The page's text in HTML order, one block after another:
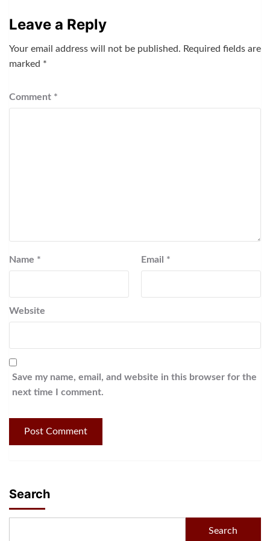
Leave a Reply
Your email address will not be published. Required fields are
marked *
Comment *
Name * Email *
Website
Save my name, email, and website in this browser for the
next time I comment.
Search
Search